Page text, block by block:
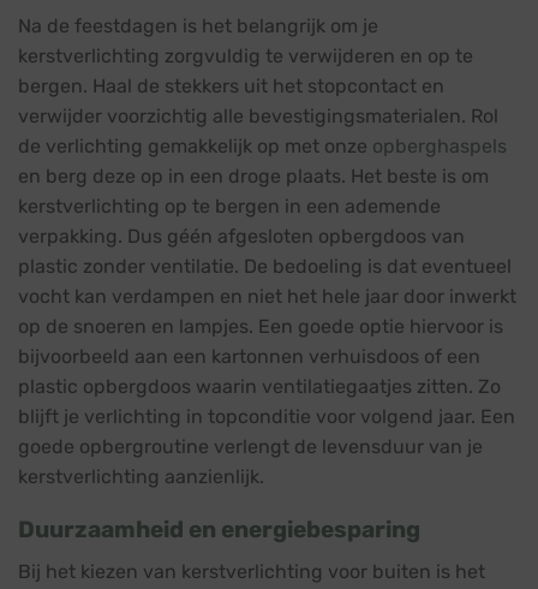
Na de feestdagen is het belangrijk om je
kerstverlichting zorgvuldig te verwijderen en op te
bergen. Haal de stekkers uit het stopcontact en
verwijder voorzichtig alle bevestigingsmaterialen. Rol
de verlichting gemakkelijk op met onze opberghaspels
en berg deze op in een droge plaats. Het beste is om
kerstverlichting op te bergen in een ademende
verpakking. Dus géén afgesloten opbergdoos van
plastic zonder ventilatie. De bedoeling is dat eventueel
vocht kan verdampen en niet het hele jaar door inwerkt
op de snoeren en lampjes. Een goede optie hiervoor is
bijvoorbeeld aan een kartonnen verhuisdoos of een
plastic opbergdoos waarin ventilatiegaatjes zitten. Zo
blijft je verlichting in topconditie voor volgend jaar. Een
goede opbergroutine verlengt de levensduur van je
kerstverlichting aanzienlijk.
Duurzaamheid en energiebesparing
Bij het kiezen van kerstverlichting voor buiten is het